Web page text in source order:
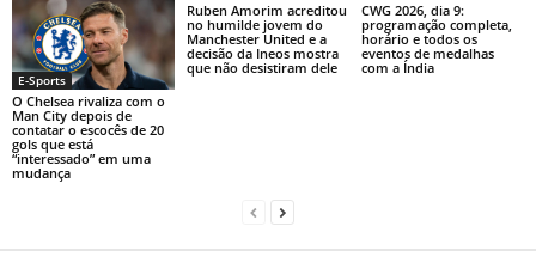
E-Sports
O Chelsea rivaliza com o
Man City depois de
contatar o escocês de 20
gols que está
“interessado” em uma
mudança
Ruben Amorim acreditou
no humilde jovem do
Manchester United e a
decisão da Ineos mostra
que não desistiram dele
CWG 2026, dia 9:
programação completa,
horário e todos os
eventos de medalhas
com a Índia